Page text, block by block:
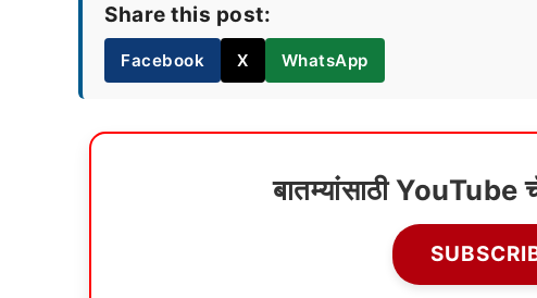
Share this post:
Facebook X WhatsApp
बातम्यांसाठी